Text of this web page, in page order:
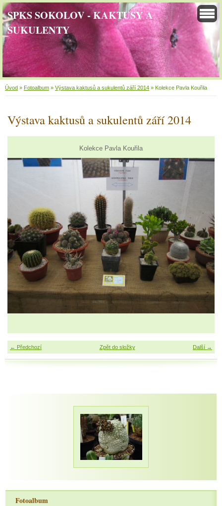
SPKS SOKOLOV - KAKTUSY A
SUKULENTY
Úvod » Fotoalbum » Výstava kaktusů a sukulentů září 2014 » Kolekce Pavla Kouřila
Výstava kaktusů a sukulentů září 2014
Kolekce Pavla Kouřila
← Předchozí Další →
Zpět do složky
Fotoalbum